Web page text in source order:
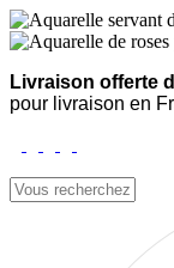
Livraison offerte
pour livraison en